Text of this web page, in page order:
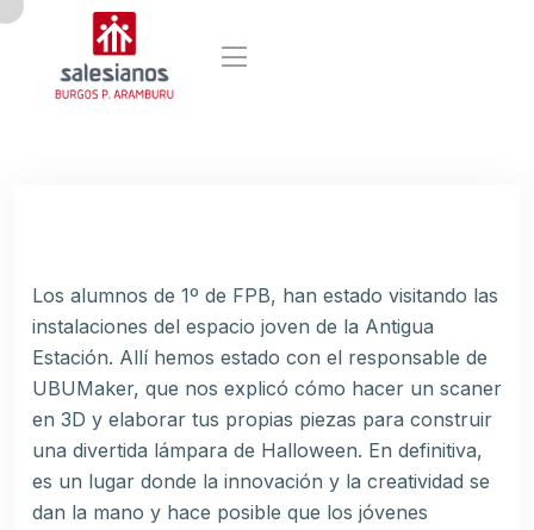
Los alumnos de 1º de FPB, han estado visitando las
instalaciones del espacio joven de la Antigua
Estación. Allí hemos estado con el responsable de
UBUMaker, que nos explicó cómo hacer un scaner
en 3D y elaborar tus propias piezas para construir
una divertida lámpara de Halloween. En definitiva,
es un lugar donde la innovación y la creatividad se
dan la mano y hace posible que los jóvenes